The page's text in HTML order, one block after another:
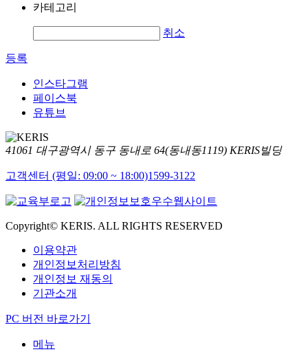
카테고리
취소
등록
인스타그램
페이스북
유튜브
41061 대구광역시 동구 동내로 64(동내동1119) KERIS빌딩
고객센터 (평일: 09:00 ~ 18:00)1599-3122
Copyright© KERIS. ALL RIGHTS RESERVED
이용약관
개인정보처리방침
개인정보 재동의
기관소개
PC 버전 바로가기
메뉴